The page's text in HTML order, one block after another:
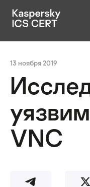
Услуги
Уязвимости
Статистика
13 ноября 2019
VNC